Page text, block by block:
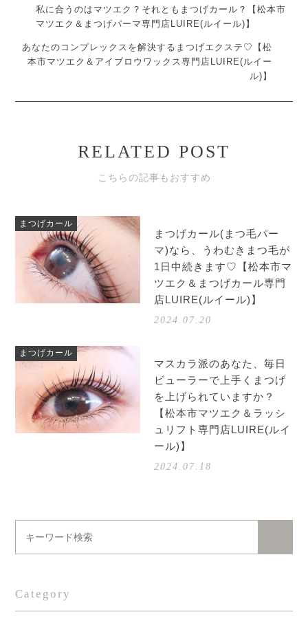
私に合うのはマツエク？それともまつげカール？【松本市
マツエク＆まつげパーマ専門店LUIRE(ルイール)】
あなたのコンプレックスを解決するまつげエクステ♡【松
本市マツエク＆アイブロウワックス専門店LUIRE(ルイー
ル)】
RELATED POST
こちらの記事もおすすめ
まつげカール
まつげカール(まつ毛パー
マ)なら、うわむきまつ毛が
1日中続きます♡【松本市マ
ツエク＆まつげカール専門
店LUIRE(ルイール)】
2024.07.20
まつげカール
マスカラ派のあなた、毎日
ビューラーで上手くまつげ
を上げられていますか？
【松本市マツエク＆ラッシ
ュリフト専門店LUIRE(ルイ
ール)】
2024.07.18
Category